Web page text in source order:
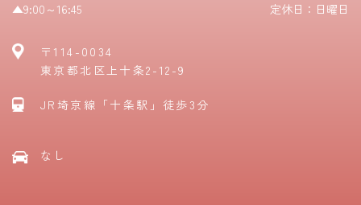
▲9:00～16:45 定休日：日曜日
〒114-0034
東京都北区上十条2-12-9
JR埼京線「十条駅」徒歩3分
なし